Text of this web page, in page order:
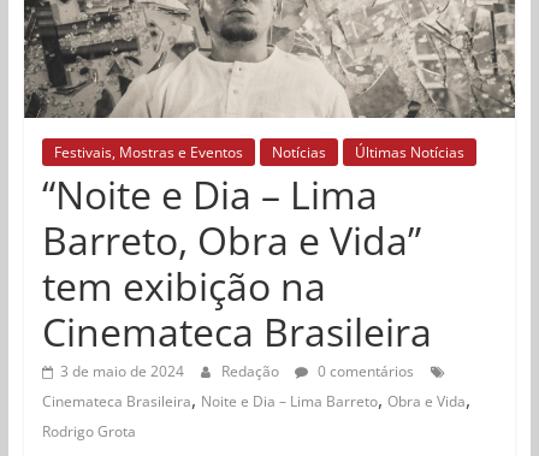
Festivais, Mostras e Eventos Notícias Últimas Notícias
“Noite e Dia – Lima
Barreto, Obra e Vida”
tem exibição na
Cinemateca Brasileira
3 de maio de 2024 Redação
0 comentários
Cinemateca Brasileira, Noite e Dia – Lima Barreto, Obra e Vida,
Rodrigo Grota